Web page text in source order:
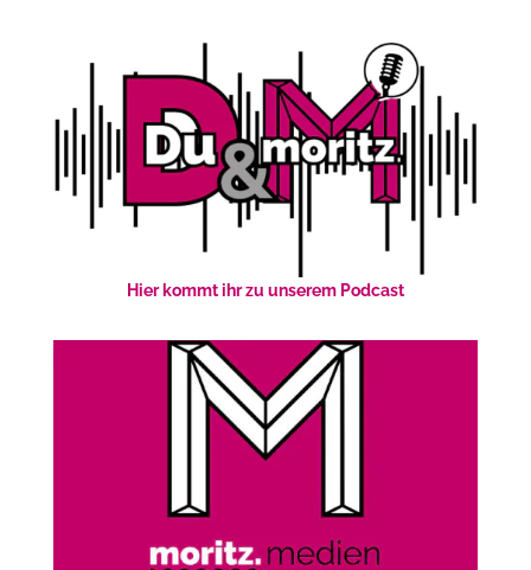
Hier kommt ihr zu unserem Podcast